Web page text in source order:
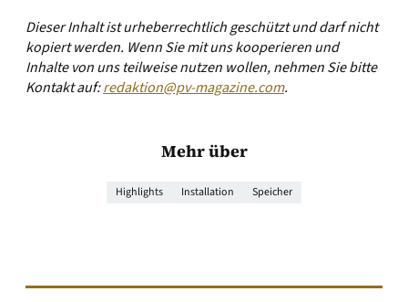
Dieser Inhalt ist urheberrechtlich geschützt und darf nicht
kopiert werden. Wenn Sie mit uns kooperieren und
Inhalte von uns teilweise nutzen wollen, nehmen Sie bitte
Kontakt auf:redaktion@pv-magazine.com.
Mehr über
Highlights Installation Speicher